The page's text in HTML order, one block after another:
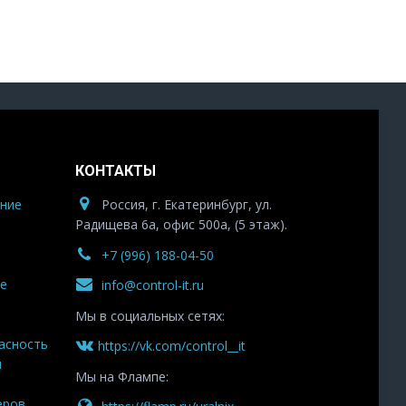
КОНТАКТЫ
Россия, г. Екатеринбург, ул.
Радищева 6а, офис 500а, (5 этаж).
+7 (996) 188-04-50
info@control-it.ru
Мы в социальных сетях:
https://vk.com/control__it
Мы на Флампе: